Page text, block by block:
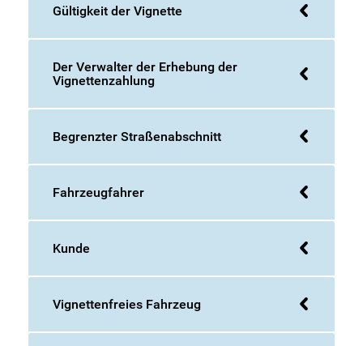
Gültigkeit der Vignette
Der Verwalter der Erhebung der
Vignettenzahlung
Begrenzter Straßenabschnitt
Fahrzeugfahrer
Kunde
Vignettenfreies Fahrzeug